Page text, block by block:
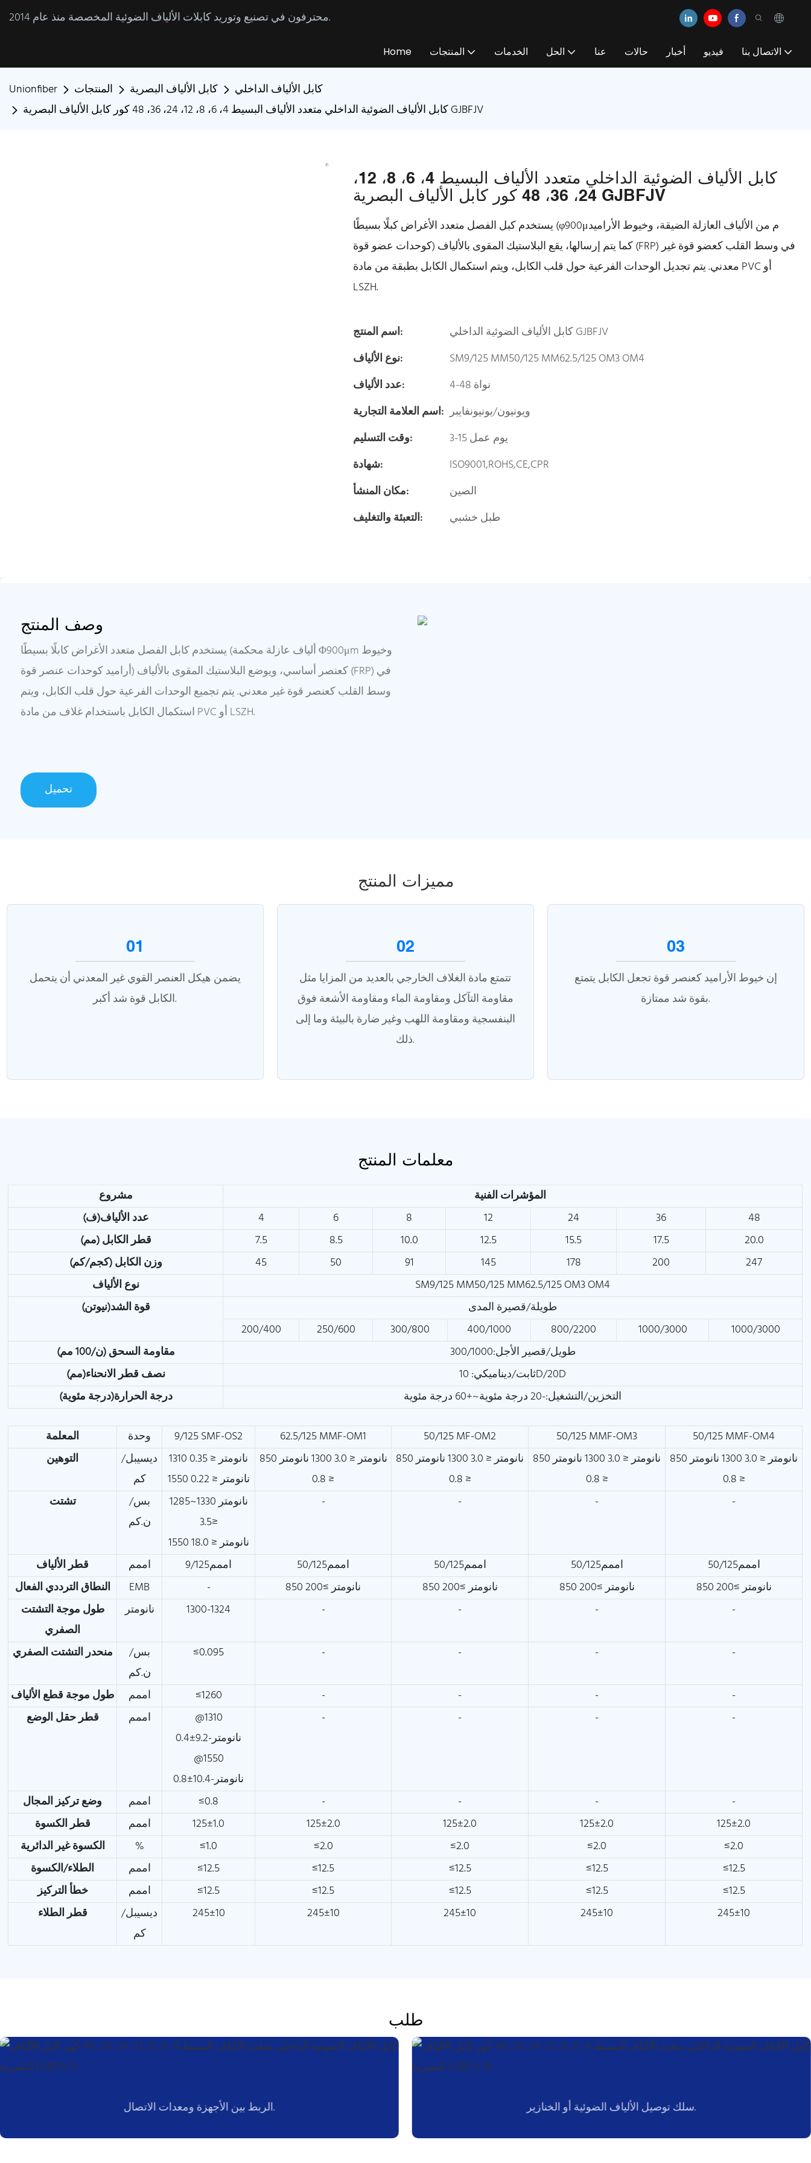
محترفون في تصنيع وتوريد كابلات الألياف الضوئية المخصصة منذ عام 2014.
Home المنتجات الخدمات الحل عنا حالات أخبار فيديو الاتصال بنا
Unionfiber المنتجات كابل الألياف البصرية
كابل الألياف الداخلي
كابل الألياف الضوئية الداخلي متعدد الألياف البسيط 4، 6، 8، 12، 24، 36، 48 كور كابل الألياف البصرية GJBFJV
كابل الألياف الضوئية الداخلي متعدد الألياف البسيط 4، 6، 8، 12،
24، 36، 48 كور كابل الألياف البصرية GJBFJV
يستخدم كبل الفصل متعدد الأغراض كبلًا بسيطًا (φ900μم من الألياف العازلة الضيقة، وخيوط الأراميد
كوحدات عضو قوة) كما يتم إرسالها، يقع البلاستيك المقوى بالألياف (FRP) في وسط القلب كعضو قوة غير
معدني. يتم تجديل الوحدات الفرعية حول قلب الكابل، ويتم استكمال الكابل بطبقة من مادة PVC أو
LSZH.
اسم المنتج:
كابل الألياف الضوئية الداخلي GJBFJV
نوع الألياف:
SM9/125 MM50/125 MM62.5/125 OM3 OM4
عدد الألياف:
4-48 نواة
اسم العلامة التجارية: ويونيون/يونيونفايبر
وقت التسليم:
3-15 يوم عمل
شهادة:
ISO9001,ROHS,CE,CPR
مكان المنشأ:
الصين
التعبئة والتغليف:
طبل خشبي
وصف المنتج
يستخدم كابل الفصل متعدد الأغراض كابلًا بسيطًا (ألياف عازلة محكمة Φ900μm وخيوط
أراميد كوحدات عنصر قوة) كعنصر أساسي، ويوضع البلاستيك المقوى بالألياف (FRP) في
وسط القلب كعنصر قوة غير معدني. يتم تجميع الوحدات الفرعية حول قلب الكابل، ويتم
استكمال الكابل باستخدام غلاف من مادة PVC أو LSZH.
تحميل
مميزات المنتج
01
يضمن هيكل العنصر القوي غير المعدني أن يتحمل
الكابل قوة شد أكبر.
02
تتمتع مادة الغلاف الخارجي بالعديد من المزايا مثل
مقاومة التآكل ومقاومة الماء ومقاومة الأشعة فوق
البنفسجية ومقاومة اللهب وغير ضارة بالبيئة وما إلى
ذلك.
03
إن خيوط الأراميد كعنصر قوة تجعل الكابل يتمتع
بقوة شد ممتازة.
معلمات المنتج
مشروع
عدد الألياف(ف)
4 6 8 12 24 36
48
قطر الكابل (مم)
7.5 8.5 10.0 12.5 15.5 17.5
20.0
وزن الكابل (كجم/كم)
45 50 91 145 178 200
247
نوع الألياف
SM9/125 MM50/125 MM62.5/125 OM3 OM4
قوة الشد(نيوتن)
طويلة/قصيرة المدى
200/400
250/600 300/800 400/1000 800/2200 1000/3000
1000/3000
مقاومة السحق (ن/100 مم)
طويل/قصير الأجل:300/1000
نصف قطر الانحناء(مم)
ثابت/ديناميكي: 10D/20D
درجة الحرارة(درجة مئوية)
التخزين/التشغيل:-20 درجة مئوية~+60 درجة مئوية
المعلمة وحدة 9/125 SMF-OS2 62.5/125 MMF-OM1 50/125 MF-OM2 50/125 MMF-OM3
50/125 MMF-OM4
التوهين
ديسيبل/
كم
1310 نانومتر ≤ 0.35
1550 نانومتر ≤ 0.22
850 نانومتر ≤ 3.0 1300 نانومتر
≤ 0.8
850 نانومتر ≤ 3.0 1300 نانومتر
≤ 0.8
850 نانومتر ≤ 3.0 1300 نانومتر
≤ 0.8
850 نانومتر ≤ 3.0 1300 نانومتر
≤ 0.8
تشتت
بس/
ن.كم
1285~1330 نانومتر
≤3.5
1550 نانومتر ≤ 18.0
- - - -
قطر الألياف اممم اممم9/125 اممم50/125 اممم50/125 اممم50/125
اممم50/125
النطاق الترددي الفعال
EMB - 850 نانومتر ≥200 850 نانومتر ≥200 850 نانومتر ≥200
850 نانومتر ≥200
طول موجة التشتت
الصفري
نانومتر 1300-1324 - - - -
منحدر التشتت الصفري
بس/
ن.كم
≤0.095 - - - -
طول موجة قطع الألياف اممم ≤1260 - - -
-
قطر حقل الوضع
اممم
@1310
نانومتر-9.2±0.4
@1550
نانومتر-10.4±0.8
- - - -
وضع تركيز المجال اممم ≤0.8 - - -
-
قطر الكسوة
اممم 125±1.0 125±2.0 125±2.0 125±2.0
125±2.0
الكسوة غير الدائرية
% ≤1.0 ≤2.0 ≤2.0 ≤2.0
≤2.0
الطلاء/الكسوة
اممم ≤12.5 ≤12.5 ≤12.5 ≤12.5
≤12.5
خطأ التركيز
اممم ≤12.5 ≤12.5 ≤12.5 ≤12.5
≤12.5
قطر الطلاء
ديسيبل/
كم
245±10 245±10 245±10 245±10 245±10
طلب
الربط بين الأجهزة ومعدات الاتصال. سلك توصيل الألياف الضوئية أو الخنازير.